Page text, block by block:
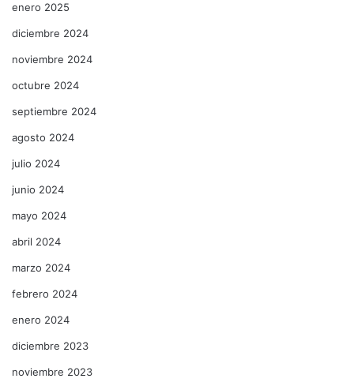
enero 2025
diciembre 2024
noviembre 2024
octubre 2024
septiembre 2024
agosto 2024
julio 2024
junio 2024
mayo 2024
abril 2024
marzo 2024
febrero 2024
enero 2024
diciembre 2023
noviembre 2023